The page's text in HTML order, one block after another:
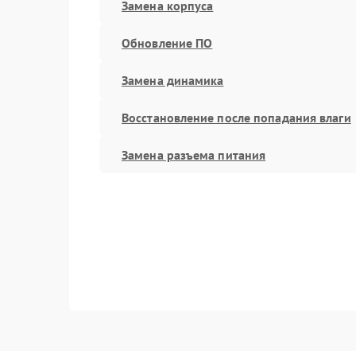
Замена корпуса
Обновление ПО
Замена динамика
Восстановление после попадания влаги
Замена разъема питания